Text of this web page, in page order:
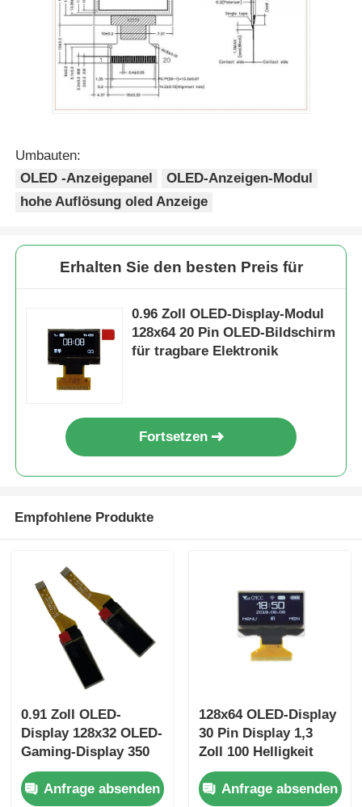
Anzeige STN LCD
VLCD-Bildschirm
Kundenspezifisches lcd-Anzeigenmodul
Umbauten:
OLED -Anzeigepanel
OLED-Anzeigen-Modul
hohe Auflösung oled Anzeige
Erhalten Sie den besten Preis für
0.96 Zoll OLED-Display-Modul
128x64 20 Pin OLED-Bildschirm
für tragbare Elektronik
Fortsetzen
Empfohlene Produkte
0.91 Zoll OLED-
Display 128x32 OLED-
Gaming-Display 350
Cd/M2 Weitblick
Anfrage absenden
128x64 OLED-Display
30 Pin Display 1,3
Zoll 100 Helligkeit
Treiber IC SSD1306
Anfrage absenden